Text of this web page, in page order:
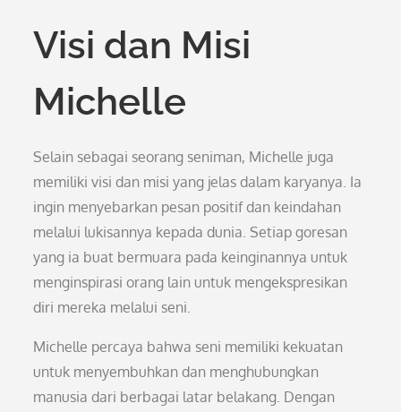
Visi dan Misi
Michelle
Selain sebagai seorang seniman, Michelle juga
memiliki visi dan misi yang jelas dalam karyanya. Ia
ingin menyebarkan pesan positif dan keindahan
melalui lukisannya kepada dunia. Setiap goresan
yang ia buat bermuara pada keinginannya untuk
menginspirasi orang lain untuk mengekspresikan
diri mereka melalui seni.
Michelle percaya bahwa seni memiliki kekuatan
untuk menyembuhkan dan menghubungkan
manusia dari berbagai latar belakang. Dengan